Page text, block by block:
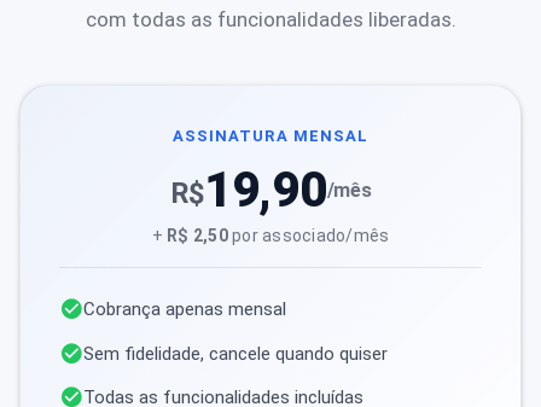
com todas as funcionalidades liberadas.
ASSINATURA MENSAL
R$19,90/mês
+ R$ 2,50por associado/mês
Cobrança apenas mensal
Sem fidelidade, cancele quando quiser
Todas as funcionalidades incluídas